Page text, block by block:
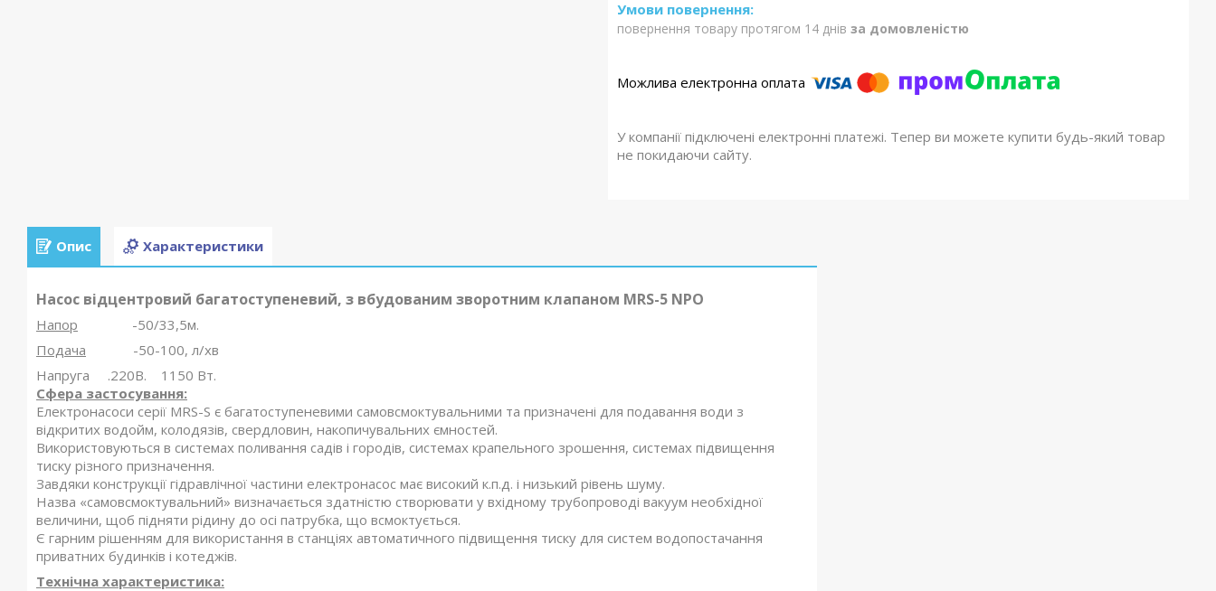
повернення товару протягом 14 днів за домовленістю
У компанії підключені електронні платежі. Тепер ви можете купити будь-який товар
не покидаючи сайту.
Опис Характеристики
Насос відцентровий багатоступеневий, з вбудованим зворотним клапаном MRS-5 NPO
Напор -50/33,5м.
Подача -50-100, л/хв
Напруга .220В. 1150 Вт.
Сфера застосування:
Електронасоси серії MRS-S є багатоступеневими самовсмоктувальними та призначені для подавання води з
відкритих водойм, колодязів, свердловин, накопичувальних ємностей.
Використовуються в системах поливання садів і городів, системах крапельного зрошення, системах підвищення
тиску різного призначення.
Завдяки конструкції гідравлічної частини електронасос має високий к.п.д. і низький рівень шуму.
Назва «самовсмоктувальний» визначається здатністю створювати у вхідному трубопроводі вакуум необхідної
величини, щоб підняти рідину до осі патрубка, що всмоктується.
Є гарним рішенням для використання в станціях автоматичного підвищення тиску для систем водопостачання
приватних будинків і котеджів.
Технічна характеристика: